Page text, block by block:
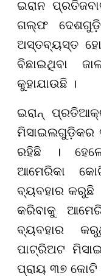
ଇରାନ
ଗଲ୍ଫ
ଅସ୍ତବ୍ୟସ୍ତ
ବିଛାଇଥିବା
କୁହାଯାଉଛି ।
ଇରାନ୍
ମିସାଇଲଗୁଡ଼ିକର
ରହିଛି ।
ଆମେରିକା
ବ୍ୟବହାର କରୁଛି
କରିବାକୁ
ବ୍ୟବହାର
ପାଟ୍ରିଅଟ
ପ୍ରାୟ ୩୭ କୋଟି